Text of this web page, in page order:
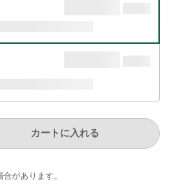
カートに入れる
が​あります。